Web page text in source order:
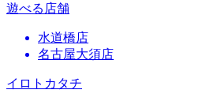
遊べる店舗
水道橋店
名古屋大須店
イロトカタチ